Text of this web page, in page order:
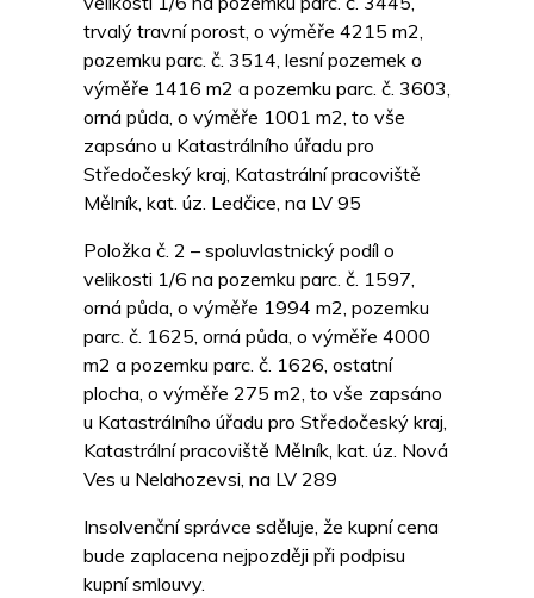
trvalý travní porost, o výměře 4215 m2,
pozemku parc. č. 3514, lesní pozemek o
výměře 1416 m2 a pozemku parc. č. 3603,
orná půda, o výměře 1001 m2, to vše
zapsáno u Katastrálního úřadu pro
Středočeský kraj, Katastrální pracoviště
Mělník, kat. úz. Ledčice, na LV 95
Položka č. 2 – spoluvlastnický podíl o
velikosti 1/6 na pozemku parc. č. 1597,
orná půda, o výměře 1994 m2, pozemku
parc. č. 1625, orná půda, o výměře 4000
m2 a pozemku parc. č. 1626, ostatní
plocha, o výměře 275 m2, to vše zapsáno
u Katastrálního úřadu pro Středočeský kraj,
Katastrální pracoviště Mělník, kat. úz. Nová
Ves u Nelahozevsi, na LV 289
Insolvenční správce sděluje, že kupní cena
bude zaplacena nejpozději při podpisu
kupní smlouvy.